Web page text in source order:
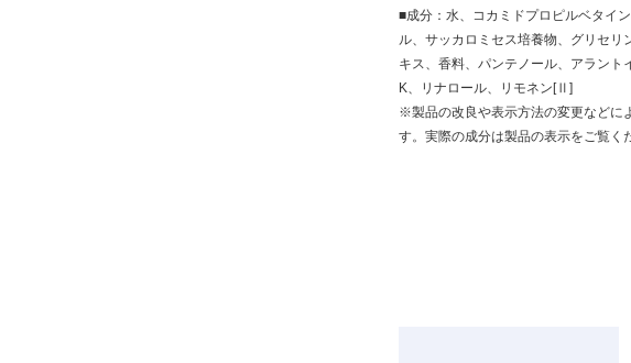
■成分：水、コカミドプロピルベタイ
ル、サッカロミセス培養物、グリセ
キス、香料、パンテノール、アラン
K、リナロール、リモネン[Ⅱ]
※製品の改良や表示方法の変更などに
す。実際の成分は製品の表示をご覧く